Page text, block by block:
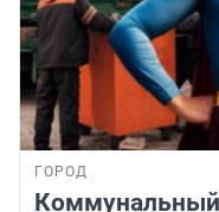
ГОРОД